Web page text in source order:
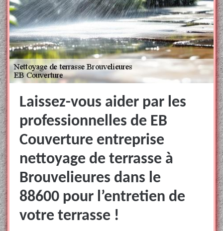
Laissez-vous aider par les
professionnelles de EB
Couverture entreprise
nettoyage de terrasse à
Brouvelieures dans le
88600 pour l’entretien de
votre terrasse !